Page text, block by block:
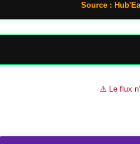
Source :
⚠️ Le flux